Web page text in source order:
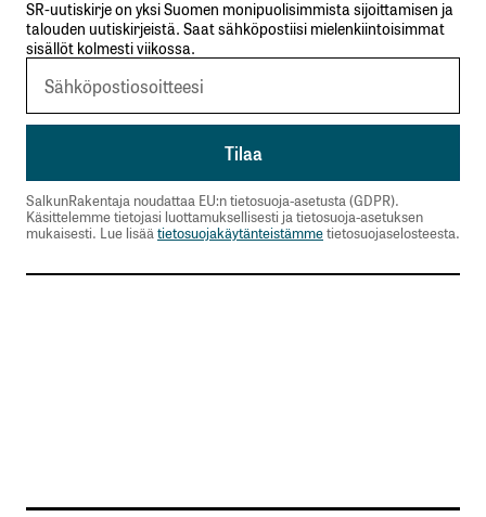
SR-uutiskirje on yksi Suomen monipuolisimmista sijoittamisen ja
talouden uutiskirjeistä. Saat sähköpostiisi mielenkiintoisimmat
sisällöt kolmesti viikossa.
SalkunRakentaja noudattaa EU:n tietosuoja-asetusta (GDPR).
Käsittelemme tietojasi luottamuksellisesti ja tietosuoja-asetuksen
mukaisesti. Lue lisäätietosuojakäytänteistämmetietosuojaselosteesta.